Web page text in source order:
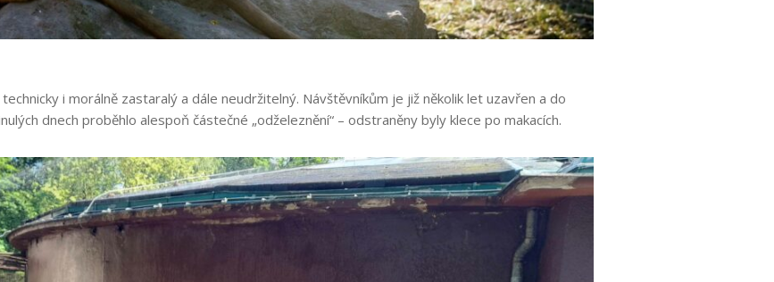
i morálně zastaralý a dále neudržitelný. Návštěvníkům je již několik let uzavřen a do
dnech proběhlo alespoň částečné „odželeznění“ – odstraněny byly klece po makacích.